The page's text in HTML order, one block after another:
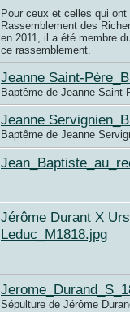
Pour ceux et celles qui ont
Rassemblement des
en 2011, il a été membre
ce rassemblement.
Jeanne Saint-
Baptême de Jeanne Saint-
Jeanne
Baptême de Jeanne
Jérôme Durant X
Leduc_M1818.jpg
Sépulture de Jérôme